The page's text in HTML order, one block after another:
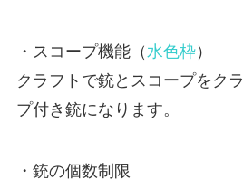
・スコープ機能（ 水色枠）
クラフトで銃とスコープをク
プ付き銃になります。
・銃の個数制限